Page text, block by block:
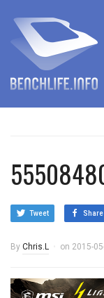
Tweet Share
By Chris.L on 2015-